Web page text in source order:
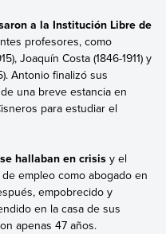
a la Institución Libre de
profesores, como
Joaquín Costa (1846-1911) y
Antonio finalizó sus
una breve estancia en
para estudiar el
hallaban en crisisy el
empleo como abogado en
empobrecido y
en la casa de sus
apenas 47 años.